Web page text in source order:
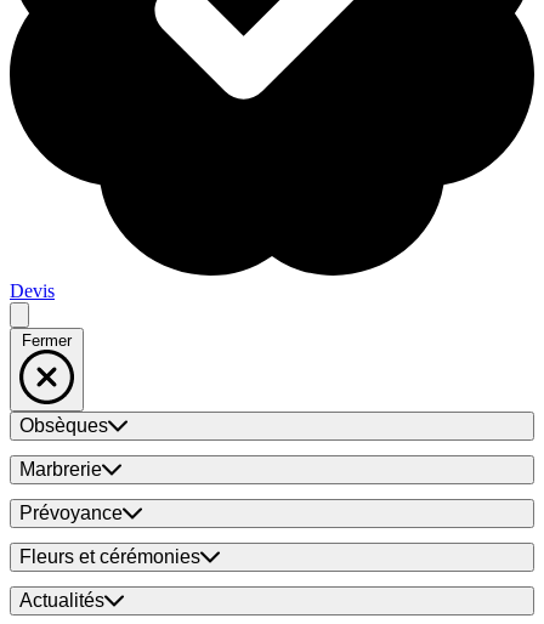
Devis
Fermer
Obsèques
Marbrerie
Prévoyance
Fleurs et cérémonies
Actualités